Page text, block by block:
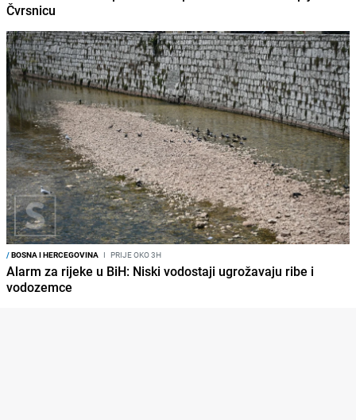
Čvrsnicu
/BOSNA I HERCEGOVINA I PRIJE OKO 3H
Alarm za rijeke u BiH: Niski vodostaji ugrožavaju ribe i
vodozemce